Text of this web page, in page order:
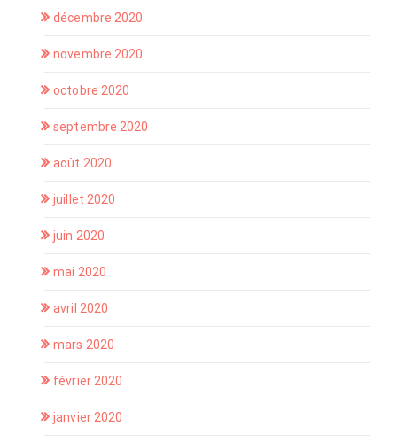
décembre 2020
novembre 2020
octobre 2020
septembre 2020
août 2020
juillet 2020
juin 2020
mai 2020
avril 2020
mars 2020
février 2020
janvier 2020